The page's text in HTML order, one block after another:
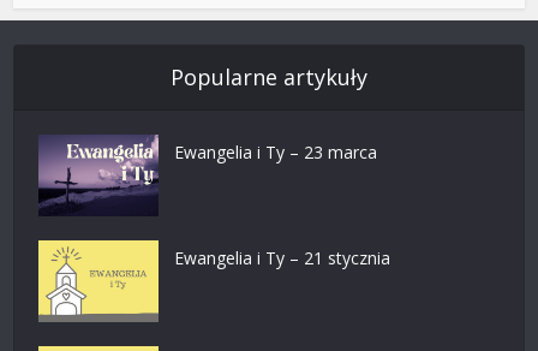
Popularne artykuły
Ewangelia i Ty – 23 marca
Ewangelia i Ty – 21 stycznia